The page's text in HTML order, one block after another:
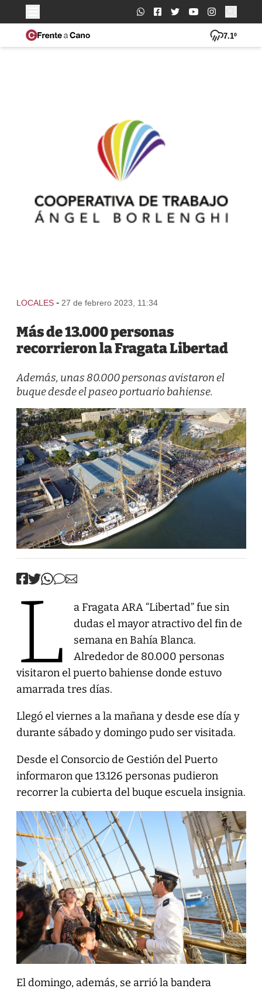
Buscar:
7.1º
LOCALES - 27 de febrero 2023, 11:34
Más de 13.000 personas
recorrieron la Fragata Libertad
Además, unas 80.000 personas avistaron el
buque desde el paseo portuario bahiense.
L
a Fragata ARA “Libertad” fue sin
dudas el mayor atractivo del fin de
semana en Bahía Blanca.
Alrededor de 80.000 personas
visitaron el puerto bahiense donde estuvo
amarrada tres días.
Llegó el viernes a la mañana y desde ese día y
durante sábado y domingo pudo ser visitada.
Desde el Consorcio de Gestión del Puerto
informaron que 13.126 personas pudieron
recorrer la cubierta del buque escuela insignia.
El domingo, además, se arrió la bandera